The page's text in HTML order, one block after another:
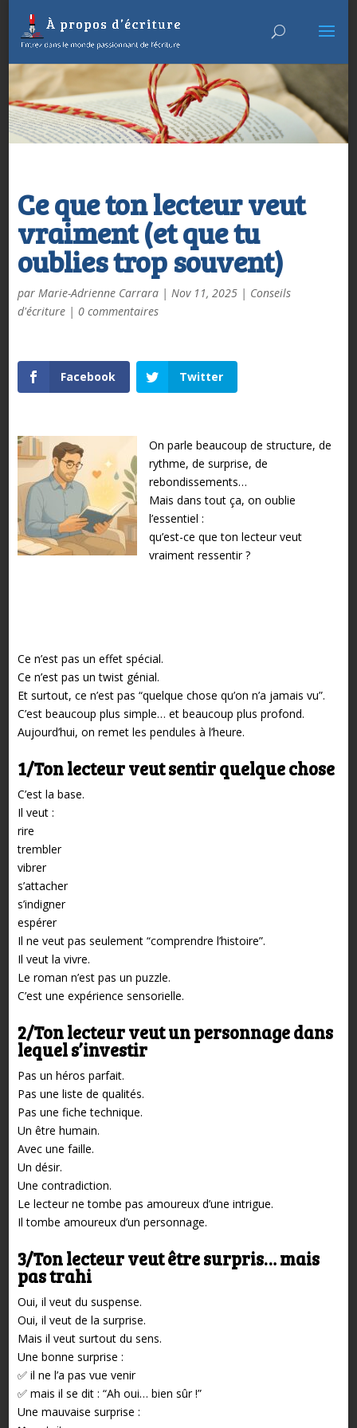
Ce que ton lecteur veut
vraiment (et que tu
oublies trop souvent)
par Marie-Adrienne Carrara| Nov 11, 2025| Conseils
d'écriture| 0 commentaires
Facebook Twitter
On parle beaucoup de structure, de
rythme, de surprise, de
rebondissements…
Mais dans tout ça, on oublie
l’essentiel :
qu’est-ce que ton lecteur veut
vraiment ressentir ?
Ce n’est pas un effet spécial.
Ce n’est pas un twist génial.
Et surtout, ce n’est pas “quelque chose qu’on n’a jamais vu”.
C’est beaucoup plus simple… et beaucoup plus profond.
Aujourd’hui, on remet les pendules à l’heure.
1/Ton lecteur veut sentir quelque chose
C’est la base.
Il veut :
rire
trembler
vibrer
s’attacher
s’indigner
espérer
Il ne veut pas seulement “comprendre l’histoire”.
Il veut la vivre.
Le roman n’est pas un puzzle.
C’est une expérience sensorielle.
2/Ton lecteur veut un personnage dans
lequel s’investir
Pas un héros parfait.
Pas une liste de qualités.
Pas une fiche technique.
Un être humain.
Avec une faille.
Un désir.
Une contradiction.
Le lecteur ne tombe pas amoureux d’une intrigue.
Il tombe amoureux d’un personnage.
3/Ton lecteur veut être surpris… mais
pas trahi
Oui, il veut du suspense.
Oui, il veut de la surprise.
Mais il veut surtout du sens.
Une bonne surprise :
✅ il ne l’a pas vue venir
✅ mais il se dit : “Ah oui… bien sûr !”
Une mauvaise surprise :